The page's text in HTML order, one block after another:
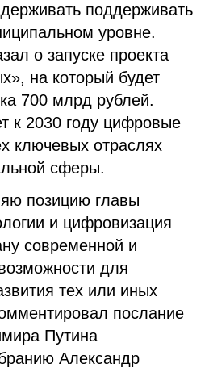
поддерживать
уровне.
о запуске проекта
на который будет
700 млрд рублей.
к 2030 году цифровые
ключевых отраслях
сферы.
позицию главы
и цифровизация
современной и
для
тех или иных
послание
Путина
Александр